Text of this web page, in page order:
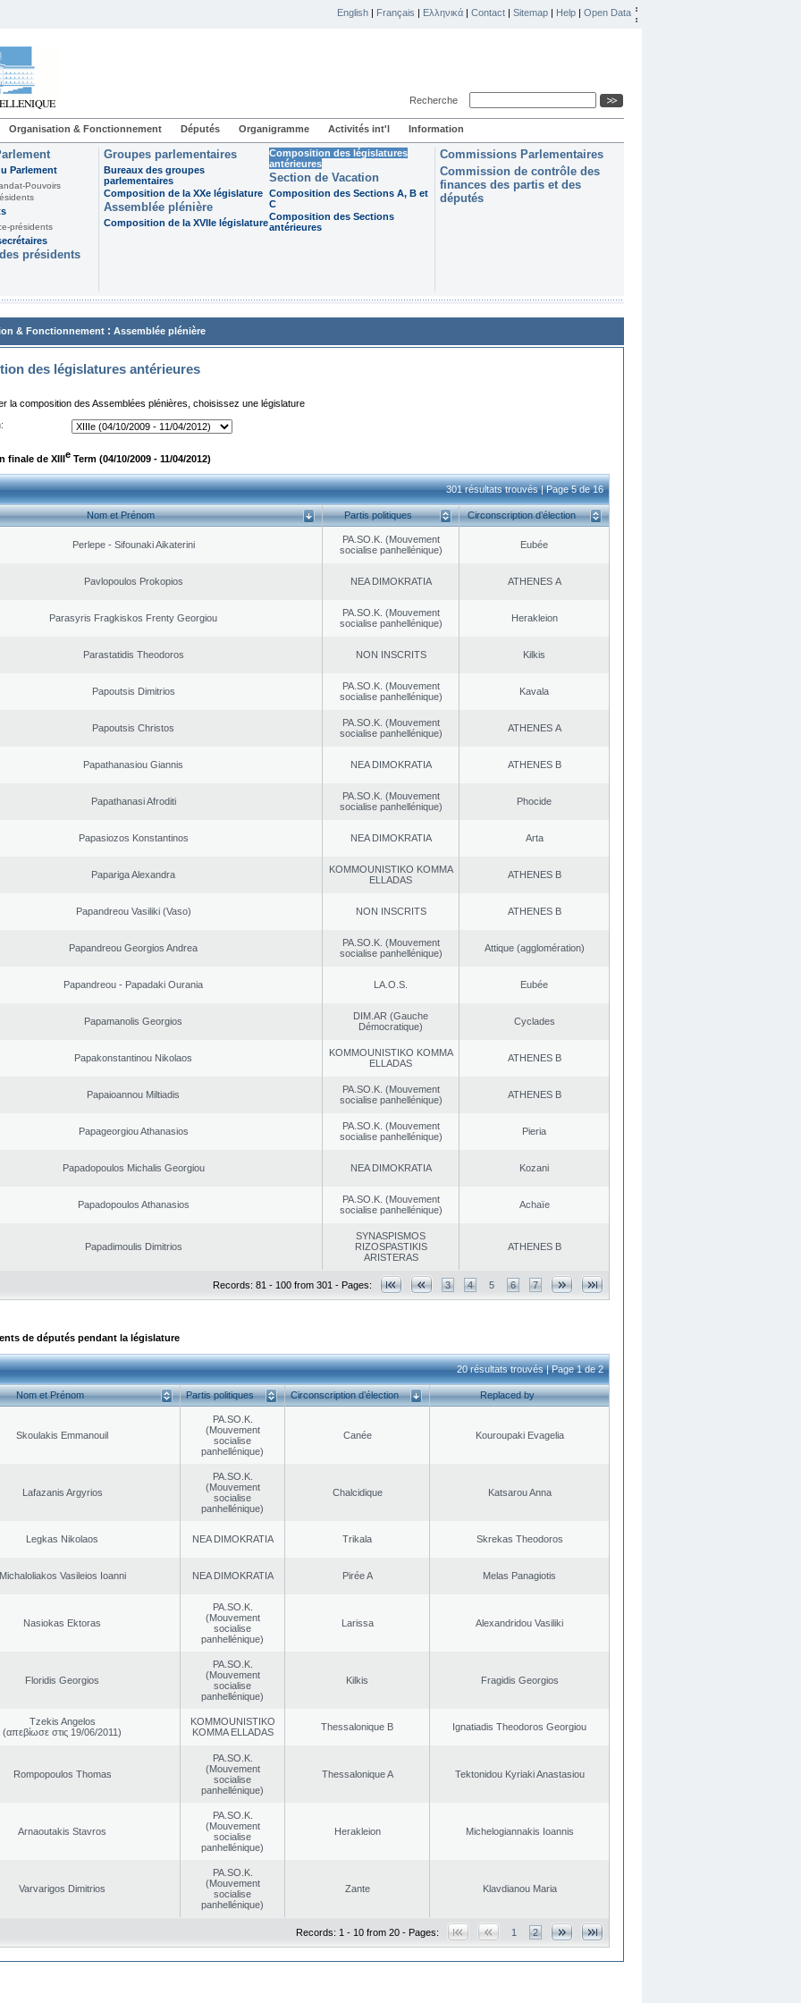
English | Français | Ελληνικά | Contact | Sitemap | Help | Open Data
Recherche
Organisation & Fonctionnement Députés Organigramme Activités int'l Information
Parlement
Pouvoirs
présidents
présidents
Groupes parlementaires
Bureaux des groupes
parlementaires
Composition de la XXe législature
Assemblée plénière
Composition de la XVIIe législature
Composition des législatures
antérieures
Section de Vacation
Composition des Sections A, B et
C
Composition des Sections
antérieures
Commissions Parlementaires
Commission de contrôle des
finances des partis et des
députés
& Fonctionnement : Assemblée plénière
des législatures antérieures
la composition des Assemblées plénières, choisissez une législature
finale de XIIIe Term (04/10/2009 - 11/04/2012)
301 résultats trouvés | Page 5 de 16
Nom et Prénom Partis politiques Circonscription d’élection
Perlepe - Sifounaki Aikaterini
PA.SO.K. (Mouvement
socialise panhellénique)
Eubée
Pavlopoulos Prokopios NEA DΙMOKRATIA ATHENES Α
Parasyris Fragkiskos Frenty Georgiou
PA.SO.K. (Mouvement
socialise panhellénique)
Herakleion
Parastatidis Theodoros NON INSCRITS Kilkis
Papoutsis Dimitrios
PA.SO.K. (Mouvement
socialise panhellénique)
Kavala
Papoutsis Christos
PA.SO.K. (Mouvement
socialise panhellénique)
ATHENES Α
Papathanasiou Giannis NEA DΙMOKRATIA ATHENES Β
Papathanasi Afroditi
PA.SO.K. (Mouvement
socialise panhellénique)
Phocide
Papasiozos Konstantinos NEA DΙMOKRATIA Arta
Papariga Alexandra
KOMMOUNISTIKO KOMMA
ELLADAS
ATHENES Β
Papandreou Vasiliki (Vaso) NON INSCRITS ATHENES Β
Papandreou Georgios Andrea
PA.SO.K. (Mouvement
socialise panhellénique)
Αttique (agglomération)
Papandreou - Papadaki Ourania LA.O.S. Eubée
Papamanolis Georgios
DIM.AR (Gauche
Démocratique)
Cyclades
Papakonstantinou Nikolaos
KOMMOUNISTIKO KOMMA
ELLADAS
ATHENES Β
Papaioannou Miltiadis
PA.SO.K. (Mouvement
socialise panhellénique)
ATHENES Β
Papageorgiou Athanasios
PA.SO.K. (Mouvement
socialise panhellénique)
Pieria
Papadopoulos Michalis Georgiou NEA DΙMOKRATIA Kozani
Papadopoulos Athanasios
PA.SO.K. (Mouvement
socialise panhellénique)
Achaïe
Papadimoulis Dimitrios
SYNASPISMOS
RIZOSPASTIKIS
ARISTERAS
ATHENES Β
Records: 81 - 100 from 301 - Pages: 3 4 5 6 7
de députés pendant la législature
20 résultats trouvés | Page 1 de 2
Nom et Prénom Partis politiques Circonscription d’élection Replaced by
Skoulakis Emmanouil
PA.SO.K.
(Mouvement
socialise
panhellénique)
Canée Kouroupaki Evagelia
Lafazanis Argyrios
PA.SO.K.
(Mouvement
socialise
panhellénique)
Chalcidique Katsarou Anna
Legkas Nikolaos NEA DΙMOKRATIA Trikala Skrekas Theodoros
Michaloliakos Vasileios Ioanni NEA DΙMOKRATIA Pirée A Melas Panagiotis
Nasiokas Ektoras
PA.SO.K.
(Mouvement
socialise
panhellénique)
Larissa Alexandridou Vasiliki
Floridis Georgios
PA.SO.K.
(Mouvement
socialise
panhellénique)
Kilkis Fragidis Georgios
Tzekis Angelos
(απεβίωσε στις 19/06/2011)
KOMMOUNISTIKO
KOMMA ELLADAS
Thessalonique B Ignatiadis Theodoros Georgiou
Rompopoulos Thomas
PA.SO.K.
(Mouvement
socialise
panhellénique)
Thessalonique A Tektonidou Kyriaki Anastasiou
Arnaoutakis Stavros
PA.SO.K.
(Mouvement
socialise
panhellénique)
Herakleion Michelogiannakis Ioannis
Varvarigos Dimitrios
PA.SO.K.
(Mouvement
socialise
panhellénique)
Zante Klavdianou Maria
Records: 1 - 10 from 20 - Pages: 1 2